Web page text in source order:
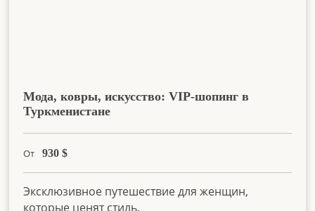
Мода, ковры, искусство: VIP-шопинг в
Туркменистане
От 930 $
Эксклюзивное путешествие для женщин,
которые ценят стиль.